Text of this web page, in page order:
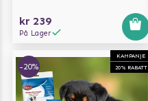
kr 239
På Lager
KAMPANJE
20% RABATT
-20%